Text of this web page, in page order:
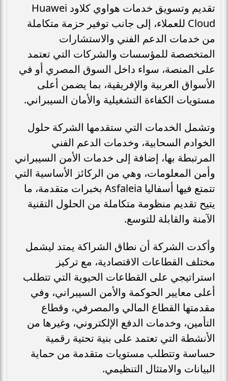
تقديم وتسويق خدمات هواوي كلاود Huawei
Cloud للعملاء، إلى جانب توفير حزمة متكاملة
من خدمات الدعم الفني والاستشارات
المتخصصة للمؤسسات والشركات التي تعتمد
على المنصة، سواء داخل السوق المصري أو في
الأسواق العربية والإفريقية، بما يضمن أعلى
مستويات الكفاءة التشغيلية والأمان السيبراني.
وتشمل الخدمات التي ستقدمها الشركة حلول
الخوادم السحابية، وخدمات الدعم الفني
المرتبطة بها، إضافة إلى خدمات الأمن السيبراني
وأمن المعلومات، وهي من الركائز الأساسية التي
تتمتع فيها أسفاليا Asfaleia بخبرات متقدمة، ما
يتيح تقديم منظومة متكاملة من الحلول التقنية
الآمنة والقابلة للتوسع.
وأكدت الشركة أن نطاق الشراكة يمتد ليشمل
مختلف القطاعات الاقتصادية، مع تركيز
استراتيجي على القطاعات الحيوية التي تتطلب
أعلى معايير الحوكمة والأمن السيبراني، وفي
مقدمتها القطاع المالي والمصرفي، وقطاع
التأمين، وخدمات الدفع الإلكتروني، وغيرها من
الأنشطة التي تعتمد على بنية تحتية رقمية
حساسة وتتطلب مستويات متقدمة من حماية
البيانات والامتثال التنظيمي.